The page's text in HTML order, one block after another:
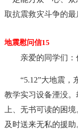
取抗震救灾斗争的最
地震慰问信15
亲爱的同学们：
“5.12”大地震，
教学实习设备湮没
上、无书可读的困
及时送来无私的援